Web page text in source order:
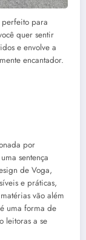
perfeito para
quer sentir
e envolve a
encantador.
por
sentença
de Voga,
e práticas,
vão além
uma forma de
leitoras a se